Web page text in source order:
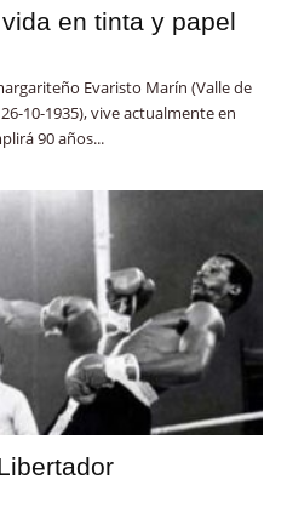
en tinta y papel
Evaristo Marín (Valle de
10-1935), vive actualmente en
90 años...